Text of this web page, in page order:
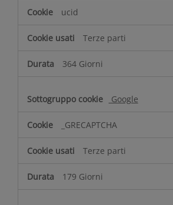
ucid
Terze parti
364 Giorni
Google
_GRECAPTCHA
Terze parti
179 Giorni